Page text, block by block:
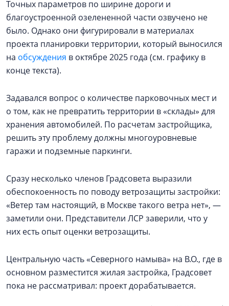
Точных параметров по ширине дороги и
благоустроенной озелененной части озвучено не
было. Однако они фигурировали в материалах
проекта планировки территории, который выносился
на обсуждения в октябре 2025 года (см. графику в
конце текста).
Задавался вопрос о количестве парковочных мест и
о том, как не превратить территории в «склады» для
хранения автомобилей. По расчетам застройщика,
решить эту проблему должны многоуровневые
гаражи и подземные паркинги.
Сразу несколько членов Градсовета выразили
обеспокоенность по поводу ветрозащиты застройки:
«Ветер там настоящий, в Москве такого ветра нет», —
заметили они. Представители ЛСР заверили, что у
них есть опыт оценки ветрозащиты.
Центральную часть «Северного намыва» на В.О., где в
основном разместится жилая застройка, Градсовет
пока не рассматривал: проект дорабатывается.